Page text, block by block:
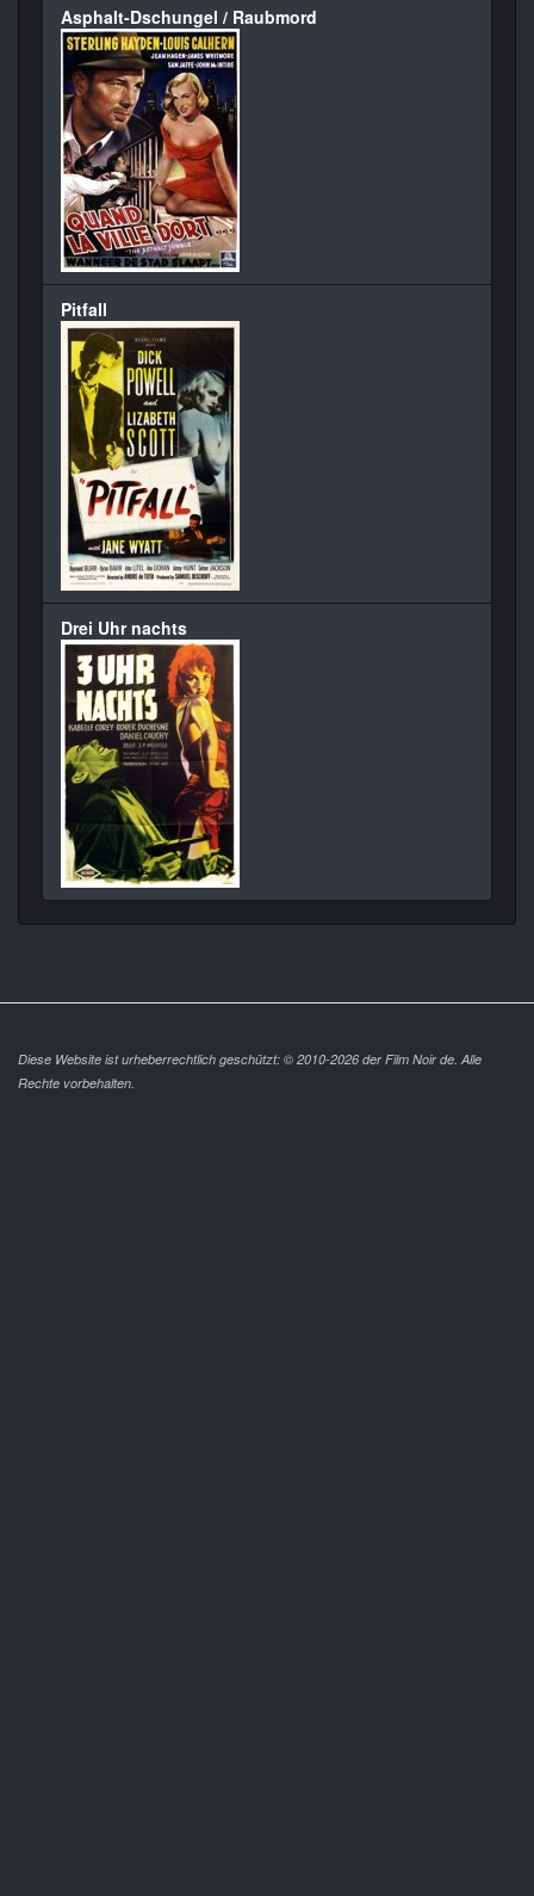
Asphalt-Dschungel / Raubmord
Pitfall
Drei Uhr nachts
Diese Website ist urheberrechtlich geschützt: © 2010-2026 der Film Noir de. Alle
Rechte vorbehalten.